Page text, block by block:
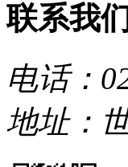
联系我们
电话：
地址：